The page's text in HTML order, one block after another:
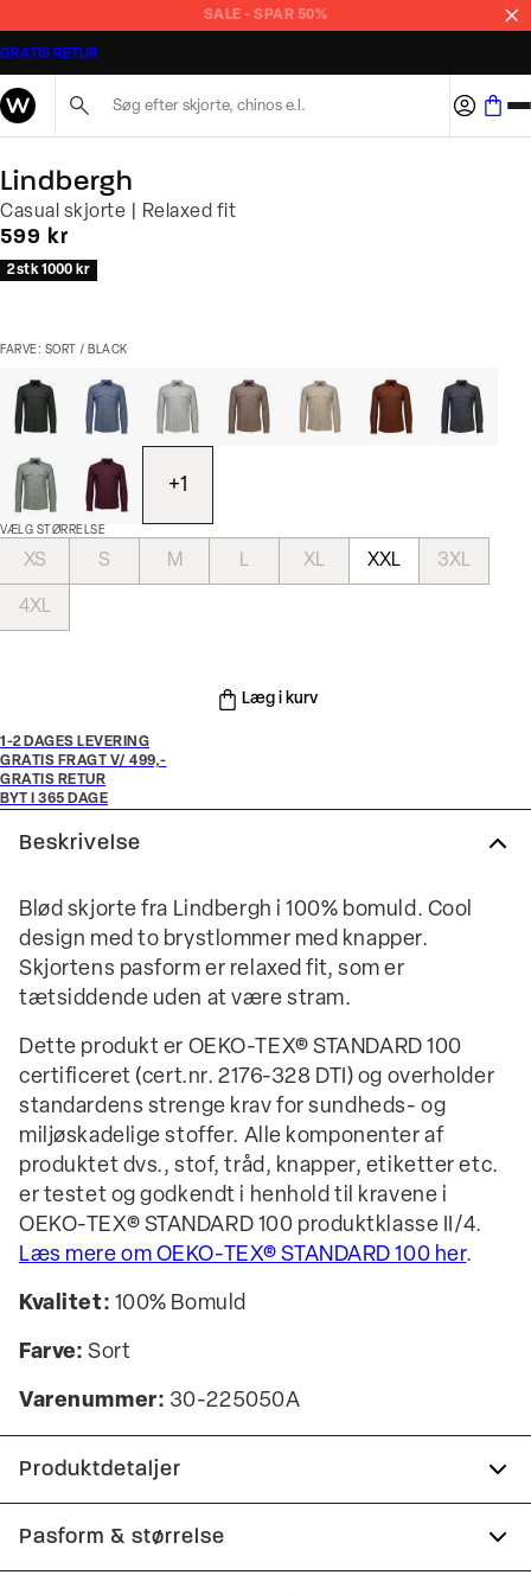
SALE - SPAR 50%
GRATIS RETUR
Lindbergh
Casual skjorte | Relaxed fit
I alt (inkl. rabat)
599 kr
2 stk 1000 kr
FARVE: SORT / BLACK
+1
VÆLG STØRRELSE
XS S M L XL XXL 3XL
4XL
Læg i kurv
1-2 DAGES LEVERING
GRATIS FRAGT V/ 499,-
GRATIS RETUR
BYT I 365 DAGE
Beskrivelse
Blød skjorte fra Lindbergh i 100% bomuld. Cool
design med to brystlommer med knapper.
Skjortens pasform er relaxed fit, som er
tætsiddende uden at være stram.
Dette produkt er OEKO-TEX® STANDARD 100
certificeret (cert.nr. 2176-328 DTI) og overholder
standardens strenge krav for sundheds- og
miljøskadelige stoffer. Alle komponenter af
produktet dvs., stof, tråd, knapper, etiketter etc.
er testet og godkendt i henhold til kravene i
OEKO-TEX® STANDARD 100 produktklasse II/4.
Læs mere om OEKO-TEX® STANDARD 100 her.
Kvalitet: 100% Bomuld
Farve: Sort
Varenummer: 30-225050A
Produktdetaljer
Manchetten har to knapper til at justere
størrelsen.
Pasform & størrelse